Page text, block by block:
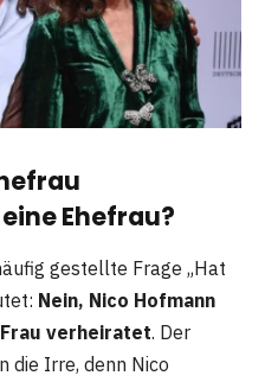
Ehefrau?
gestellte Frage „Hat
Nein, Nico Hofmann
verheiratet. Der
die Irre, denn Nico